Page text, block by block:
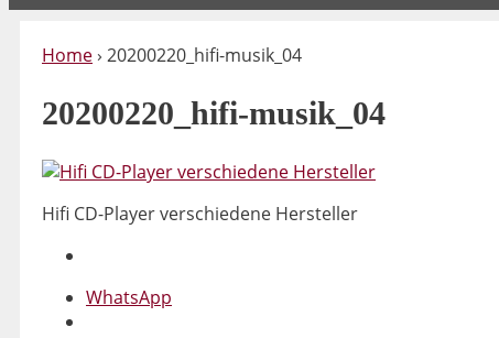
Home › 20200220_hifi-musik_04
20200220_hifi-musik_04
Hifi CD-Player verschiedene Hersteller
WhatsApp